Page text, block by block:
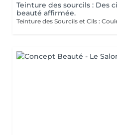
Teinture des sourcils : Des
beauté affirmée.